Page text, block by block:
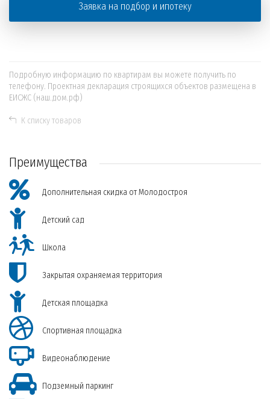
Заявка на подбор и ипотеку
Подробную информацию по квартирам вы можете получить по
телефону. Проектная декларация строящихся объектов размещена в
ЕИСЖС (наш.дом.рф)
К списку товаров
Преимущества
Дополнительная скидка от Молодостроя
Детский сад
Школа
Закрытая охраняемая территория
Детская площадка
Спортивная площадка
Видеонаблюдение
Подземный паркинг